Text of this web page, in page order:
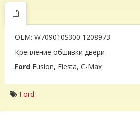
OEM: W709010S300 1208973
Крепление обшивки двери
Ford Fusion, Fiesta, C-Max
Ford